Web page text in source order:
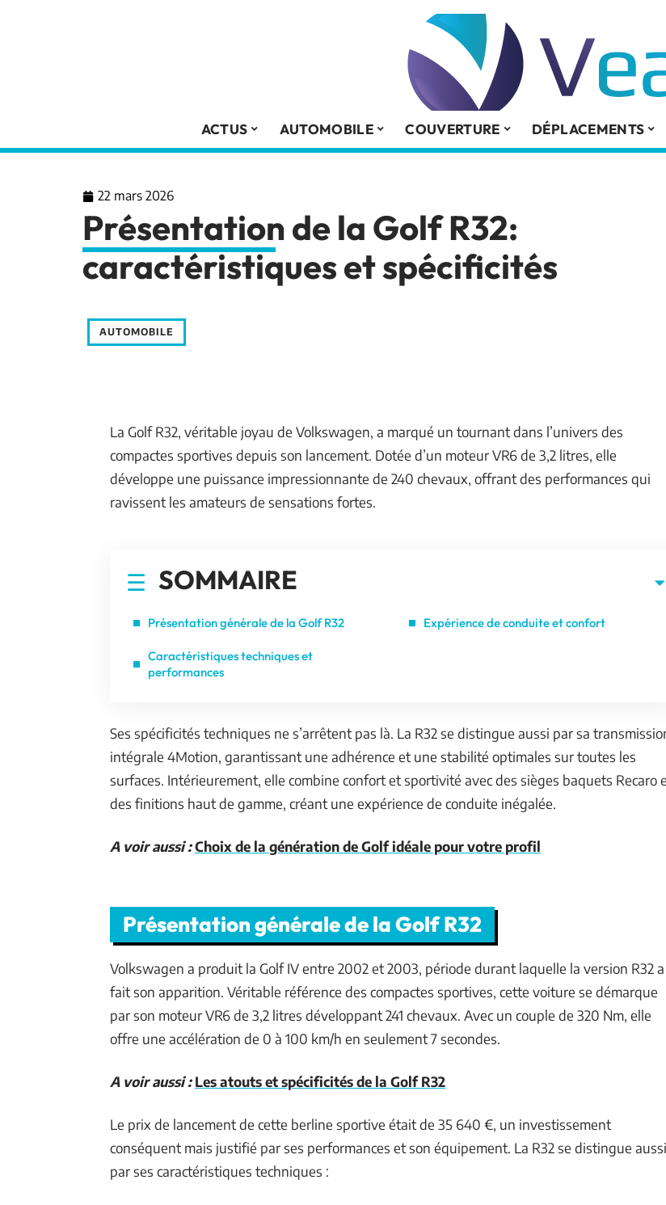
ACTUS AUTOMOBILE COUVERTURE DÉPLACEMENTS
22 mars 2026
Présentation de la Golf R32:
caractéristiques et spécificités
AUTOMOBILE
La Golf R32, véritable joyau de Volkswagen, a marqué un tournant dans l’univers des
compactes sportives depuis son lancement. Dotée d’un moteur VR6 de 3,2 litres, elle
développe une puissance impressionnante de 240 chevaux, offrant des performances qui
ravissent les amateurs de sensations fortes.
SOMMAIRE
Présentation générale de la Golf R32
Caractéristiques techniques et
performances
Expérience de conduite et confort
Ses spécificités techniques ne s’arrêtent pas là. La R32 se distingue aussi par sa
intégrale 4Motion, garantissant une adhérence et une stabilité optimales sur toutes les
surfaces. Intérieurement, elle combine confort et sportivité avec des sièges baquets Recaro
des finitions haut de gamme, créant une expérience de conduite inégalée.
A voir aussi :Choix de la génération de Golf idéale pour votre profil
Présentation générale de la Golf R32
Volkswagen a produit la Golf IV entre 2002 et 2003, période durant laquelle la version R32 a
fait son apparition. Véritable référence des compactes sportives, cette voiture se démarque
par son moteur VR6 de 3,2 litres développant 241 chevaux. Avec un couple de 320 Nm, elle
offre une accélération de 0 à 100 km/h en seulement 7 secondes.
A voir aussi : Les atouts et spécificités de la Golf R32
Le prix de lancement de cette berline sportive était de 35 640 €, un investissement
conséquent mais justifié par ses performances et son équipement. La R32 se distingue aussi
par ses caractéristiques techniques :